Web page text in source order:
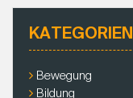
n
a
h
KATEGORIEN
Bewegung
Bildung